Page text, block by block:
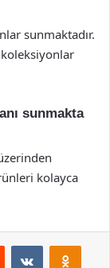
sunmaktadır.
sunmakta
kolayca
Reddit VKontakte